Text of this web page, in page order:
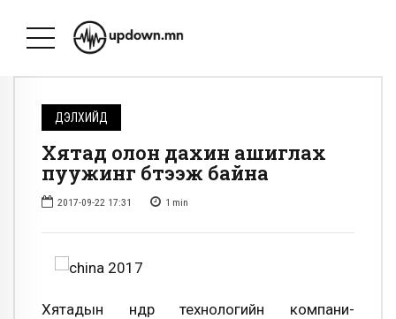
ДЭЛХИЙД
Хятад олон дахин ашиглах
пуужинг бүтээж байна
2017-09-22 17:31 1 min
Хятадын өндөр технологийн компани-